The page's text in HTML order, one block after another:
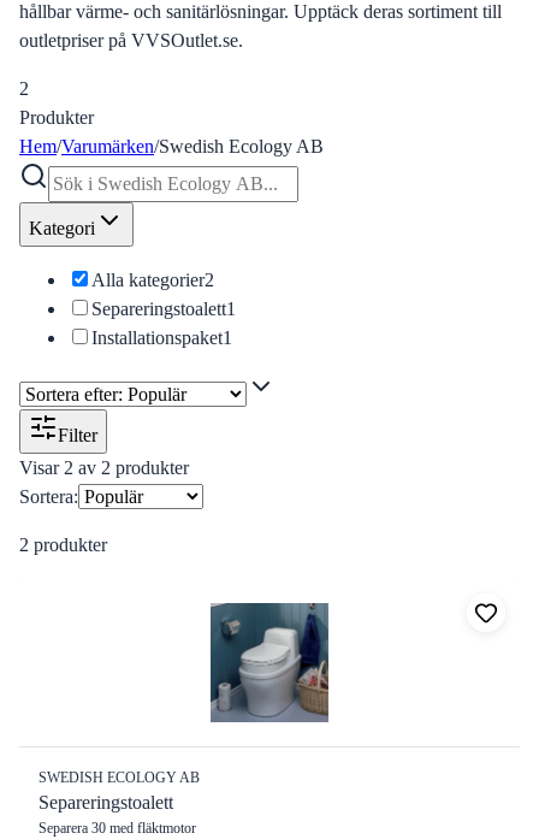
hållbar värme- och sanitärlösningar. Upptäck deras sortiment till
outletpriser på VVSOutlet.se.
2
Produkter
Hem/Varumärken/Swedish Ecology AB
Kategori
Alla kategorier2
Separeringstoalett1
Installationspaket1
Filter
Visar 2 av 2 produkter
Sortera:
2 produkter
SWEDISH ECOLOGY AB
Separeringstoalett
Separera 30 med fläktmotor